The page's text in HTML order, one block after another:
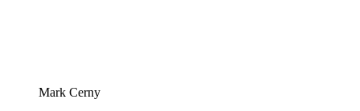
Mark Cerny